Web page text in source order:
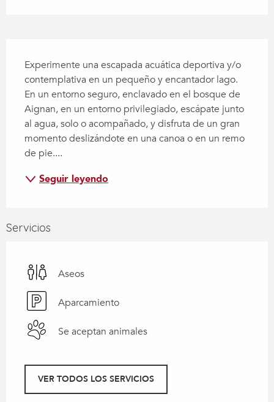
Experimente una escapada acuática deportiva y/o
contemplativa en un pequeño y encantador lago.
En un entorno seguro, enclavado en el bosque de
Aignan, en un entorno privilegiado, escápate junto
al agua, solo o acompañado, y disfruta de un gran
momento deslizándote en una canoa o en un remo
de pie....
Seguir leyendo
Servicios
Aseos
Aparcamiento
Se aceptan animales
VER TODOS LOS SERVICIOS